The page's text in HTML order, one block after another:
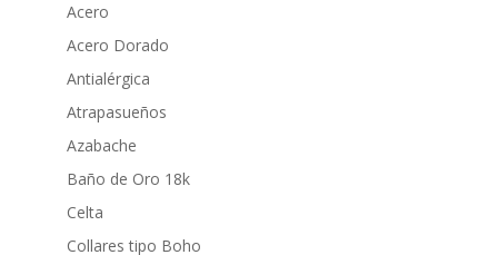
Acero
Acero Dorado
Antialérgica
Atrapasueños
Azabache
Baño de Oro 18k
Celta
Collares tipo Boho